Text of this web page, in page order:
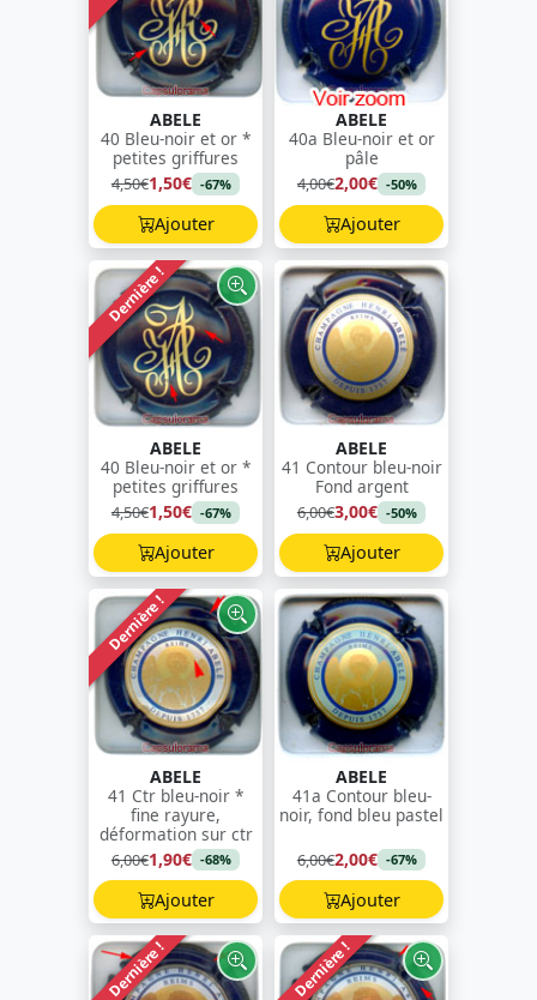
ABELE
40 Bleu-noir et or *
petites griffures
4,50€1,50€ -67%
Ajouter
ABELE
40a Bleu-noir et or
pâle
4,00€2,00€ -50%
Ajouter
Dernière !
ABELE
40 Bleu-noir et or *
petites griffures
4,50€1,50€ -67%
Ajouter
ABELE
41 Contour bleu-noir
Fond argent
6,00€3,00€ -50%
Ajouter
Dernière !
ABELE
41 Ctr bleu-noir *
fine rayure,
déformation sur ctr
6,00€1,90€ -68%
Ajouter
ABELE
41a Contour bleu-
noir, fond bleu pastel
6,00€2,00€ -67%
Ajouter
Dernière ! Dernière !